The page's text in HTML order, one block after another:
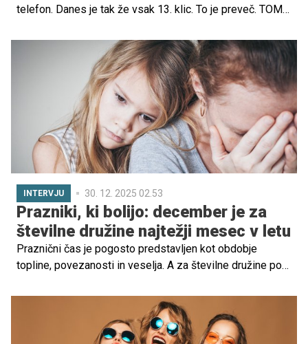
telefon. Danes je tak že vsak 13. klic. To je preveč. TOM
INTERVJU 30. 12. 2025 02.53
Prazniki, ki bolijo: december je za
številne družine najtežji mesec v letu
Praznični čas je pogosto predstavljen kot obdobje
topline, povezanosti in veselja. A za številne družine po
Anita Ogulin in ZPM že vrsto let opozarjajo, da se prav v
tem obdobju socialne, finančne in duševne stiske najbolj
poglobijo – hkrati pa pogosto ostajajo skrite očem